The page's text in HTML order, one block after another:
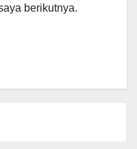
berikutnya.